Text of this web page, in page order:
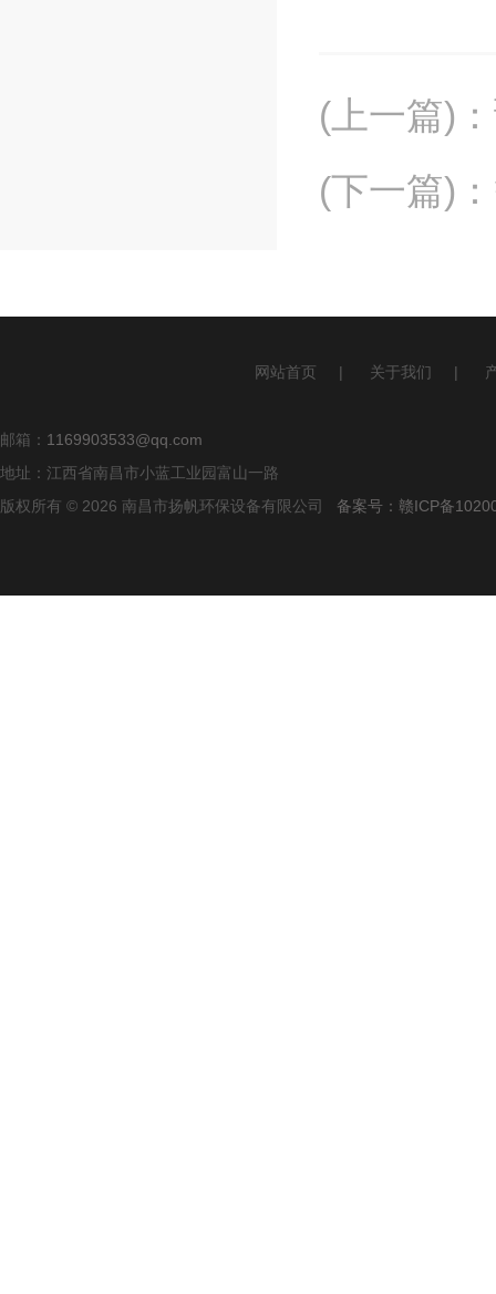
(上一篇) ：
(下一篇) ：
网站首页 | 关于我们 |
邮箱： 1169903533@qq.com
地址：江西省南昌市小蓝工业园富山一路
版权所有 © 2026 南昌市扬帆环保设备有限公司 备案号：赣ICP备